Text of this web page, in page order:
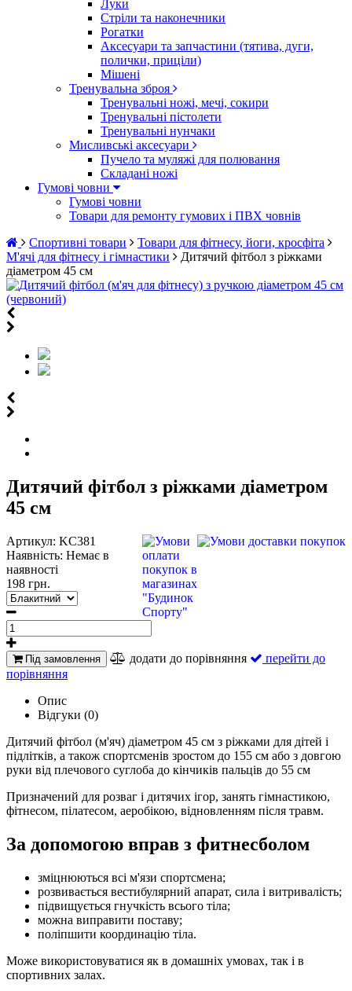
Луки
Стріли та наконечники
Рогатки
Аксесуари та запчастини (тятива, дуги,
полички, приціли)
Мішені
Тренувальна зброя
Тренувальні ножі, мечі, сокири
Тренувальні пістолети
Тренувальні нунчаки
Мисливські аксесуари
Пучело та муляжі для полювання
Складані ножі
Гумові човни
Гумові човни
Товари для ремонту гумових і ПВХ човнів
Спортивні товари
Товари для фітнесу, йоги, кросфіта
М'ячі для фітнесу і гімнастики
Дитячий фітбол з ріжками
діаметром 45 см
Дитячий фітбол з ріжками діаметром
45 см
Артикул: KC381
Наявність: Немає в
наявності
198 грн.
Під замовлення додати до порівняння
перейти до
порівняння
Опис
Відгуки (0)
Дитячий фітбол (м'яч) діаметром 45 см з ріжками для дітей і
підлітків, а також спортсменів зростом до 155 см або з довгою
руки від плечового суглоба до кінчиків пальців до 55 см
Призначений для розваг і дитячих ігор, занять гімнастикою,
фітнесом, пілатесом, аеробікою, відновленням після травм.
За допомогою вправ з фитнесболом
зміцнюються всі м'язи спортсмена;
розвивається вестибулярний апарат, сила і витривалість;
підвищується гнучкість всього тіла;
можна виправити поставу;
поліпшити координацію тіла.
Може використовуватися як в домашніх умовах, так і в
спортивних залах.